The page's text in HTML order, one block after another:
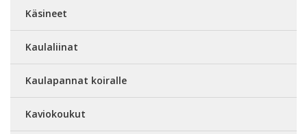
Käsineet
Kaulaliinat
Kaulapannat koiralle
Kaviokoukut